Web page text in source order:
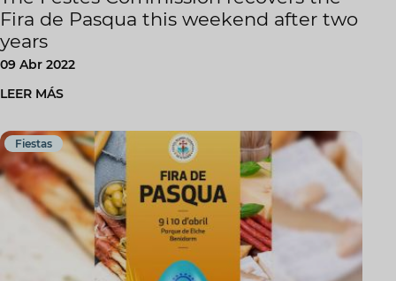
Fira de Pasqua this weekend after two
years
09 Abr 2022
LEER MÁS
Fiestas